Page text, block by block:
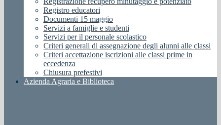
Registro educatori
Documenti 15 maggio
Servizi a famiglie e studenti
Servizi per il personale scolastico
Criteri generali di assegnazione degli alunni alle classi
Criteri accettazione iscrizioni alle classi prime in
eccedenza
Chiusura prefestivi
Azienda Agraria e Biblioteca